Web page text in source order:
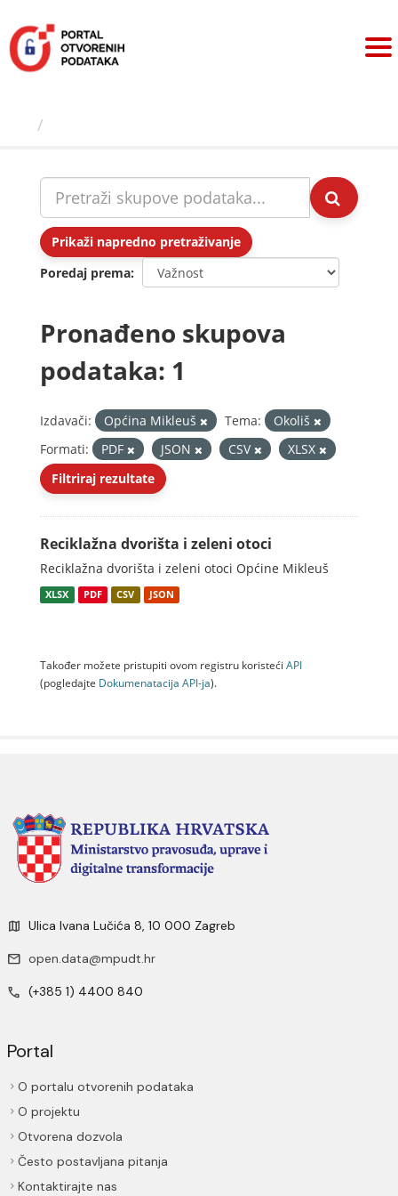
sadržaj
Prikaži napredno pretraživanje
Poredaj prema
Pronađeno skupova
podataka: 1
Izdavači: Općina Mikleuš Tema:
Okoliš
Formati:
PDF JSON CSV
XLSX
Filtriraj rezultate
Reciklažna dvorišta i zeleni otoci
Reciklažna dvorišta i zeleni otoci Općine Mikleuš
XLSX PDF CSV JSON
Također možete pristupiti ovom registru koristeći API
(pogledajte Dokumenаtаcijа API-jа).